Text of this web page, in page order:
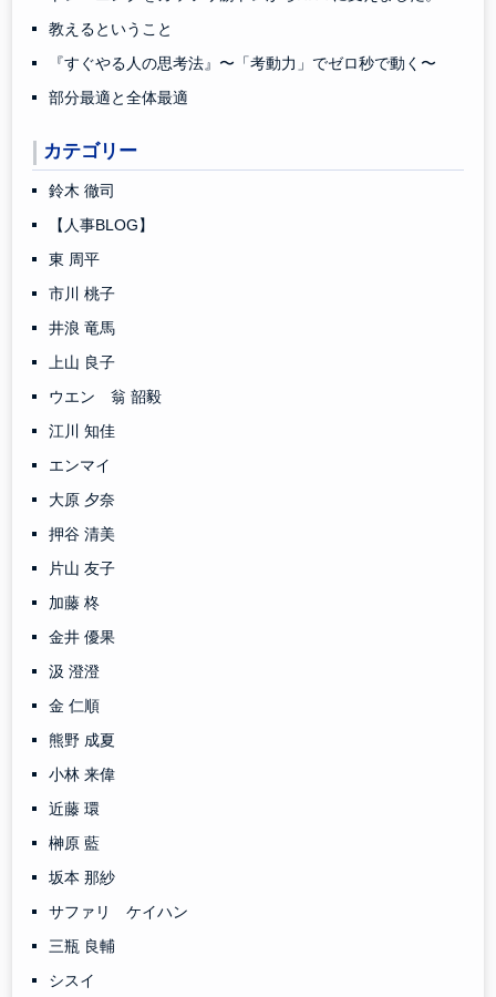
教えるということ
『すぐやる人の思考法』〜「考動力」でゼロ秒で動く〜
部分最適と全体最適
カテゴリー
鈴木 徹司
【人事BLOG】
東 周平
市川 桃子
井浪 竜馬
上山 良子
ウエン 翁 韶毅
江川 知佳
エンマイ
大原 夕奈
押谷 清美
片山 友子
加藤 柊
金井 優果
汲 澄澄
金 仁順
熊野 成夏
小林 来偉
近藤 環
榊原 藍
坂本 那紗
サファリ ケイハン
三瓶 良輔
シスイ